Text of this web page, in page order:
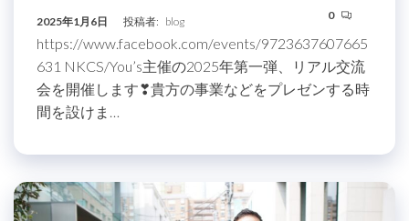
2025年1月6日 投稿者: blog 0
https://www.facebook.com/events/9723637607665
631 NKCS/You’s主催の2025年第一弾、リアル交流
会を開催します❣貴方の事業などをプレゼンする時
間を設けま…